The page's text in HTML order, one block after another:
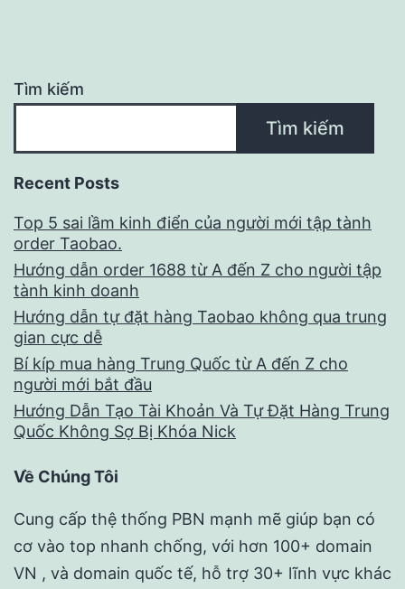
Tìm kiếm
Tìm kiếm
Recent Posts
Top 5 sai lầm kinh điển của người mới tập tành
order Taobao.
Hướng dẫn order 1688 từ A đến Z cho người tập
tành kinh doanh
Hướng dẫn tự đặt hàng Taobao không qua trung
gian cực dễ
Bí kíp mua hàng Trung Quốc từ A đến Z cho
người mới bắt đầu
Hướng Dẫn Tạo Tài Khoản Và Tự Đặt Hàng Trung
Quốc Không Sợ Bị Khóa Nick
Về Chúng Tôi
Cung cấp thệ thống PBN mạnh mẽ giúp bạn có
cơ vào top nhanh chống, với hơn 100+ domain
VN , và domain quốc tế, hỗ trợ 30+ lĩnh vực khác